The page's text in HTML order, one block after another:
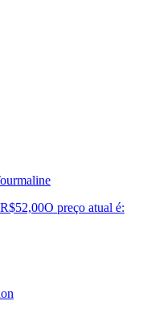
R$52,00O preço atual é: